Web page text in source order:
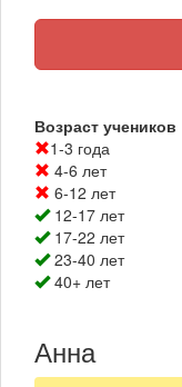
Возраст учеников
1-3 года
4-6 лет
6-12 лет
12-17 лет
17-22 лет
23-40 лет
40+ лет
Анна